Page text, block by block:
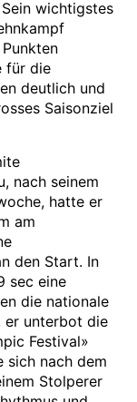
wichtigstes
für die
deutlich und
Saisonziel
nach seinem
hatte er
am
den Start. In
sec eine
die nationale
er unterbot die
Festival»
sich nach dem
Stolperer